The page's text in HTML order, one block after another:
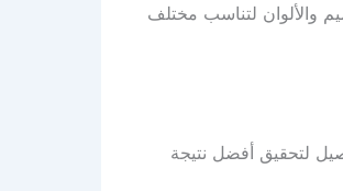
والألوان لتناسب مختلف
لتحقيق أفضل نتيجة